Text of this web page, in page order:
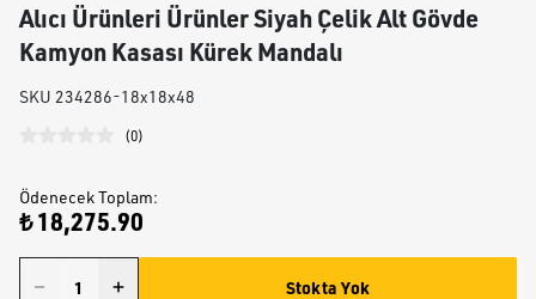
Alıcı Ürünleri Ürünler Siyah Çelik Alt Gövde
Kamyon Kasası Kürek Mandalı
SKU 234286-18x18x48
(0)
Ödenecek Toplam:
₺ 18,275.90
Stokta Yok